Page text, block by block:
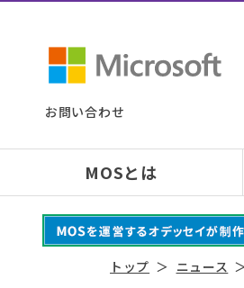
お問い合わせ
MOSとは
トップ ニュース